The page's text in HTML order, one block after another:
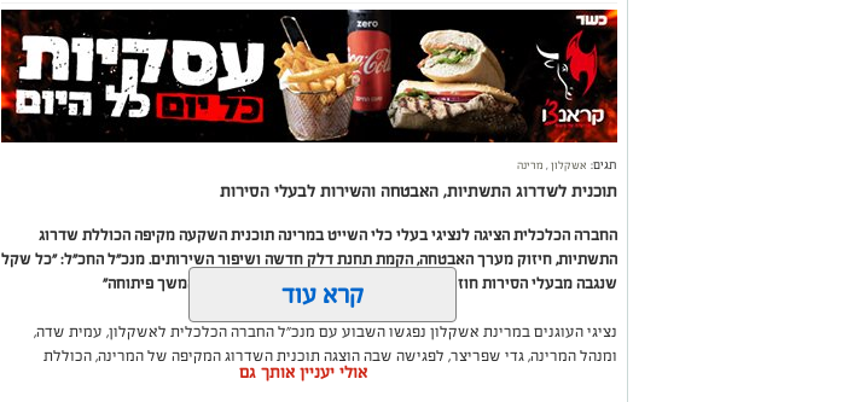
תגים: אשקלון, מרינה
תוכנית לשדרוג התשתיות, האבטחה והשירות לבעלי הסירות
החברה הכלכלית הציגה לנציגי בעלי כלי השייט במרינה תוכנית השקעה מקיפה הכוללת שדרוג
התשתיות, חיזוק מערך האבטחה, הקמת תחנת דלק חדשה ושיפור השירותים. מנכ"ל החכ"ל: "כל שקל
שנגבה מבעלי הסירות חוזר בחזרה אליהם באמצעות שיפור המרינה והמשך פיתוחה"
נציגי העוגנים במרינת אשקלון נפגשו השבוע עם מנכ"ל החברה הכלכלית לאשקלון, עמית שדה,
ומנהל המרינה, גדי שפריצר, לפגישה שבה הוצגה תוכנית השדרוג המקיפה של המרינה, הכוללת
השקעה בתשתיות, בביטחון, בשירותים ובפיתוח המקום לטובת ציבור בעלי הסירות.
קרא עוד
אולי יעניין אותך גם